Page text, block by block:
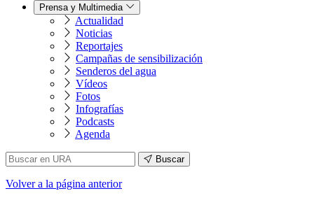
Prensa y Multimedia
Actualidad
Noticias
Reportajes
Campañas de sensibilización
Senderos del agua
Vídeos
Fotos
Infografías
Podcasts
Agenda
Buscar
Volvera la página anterior